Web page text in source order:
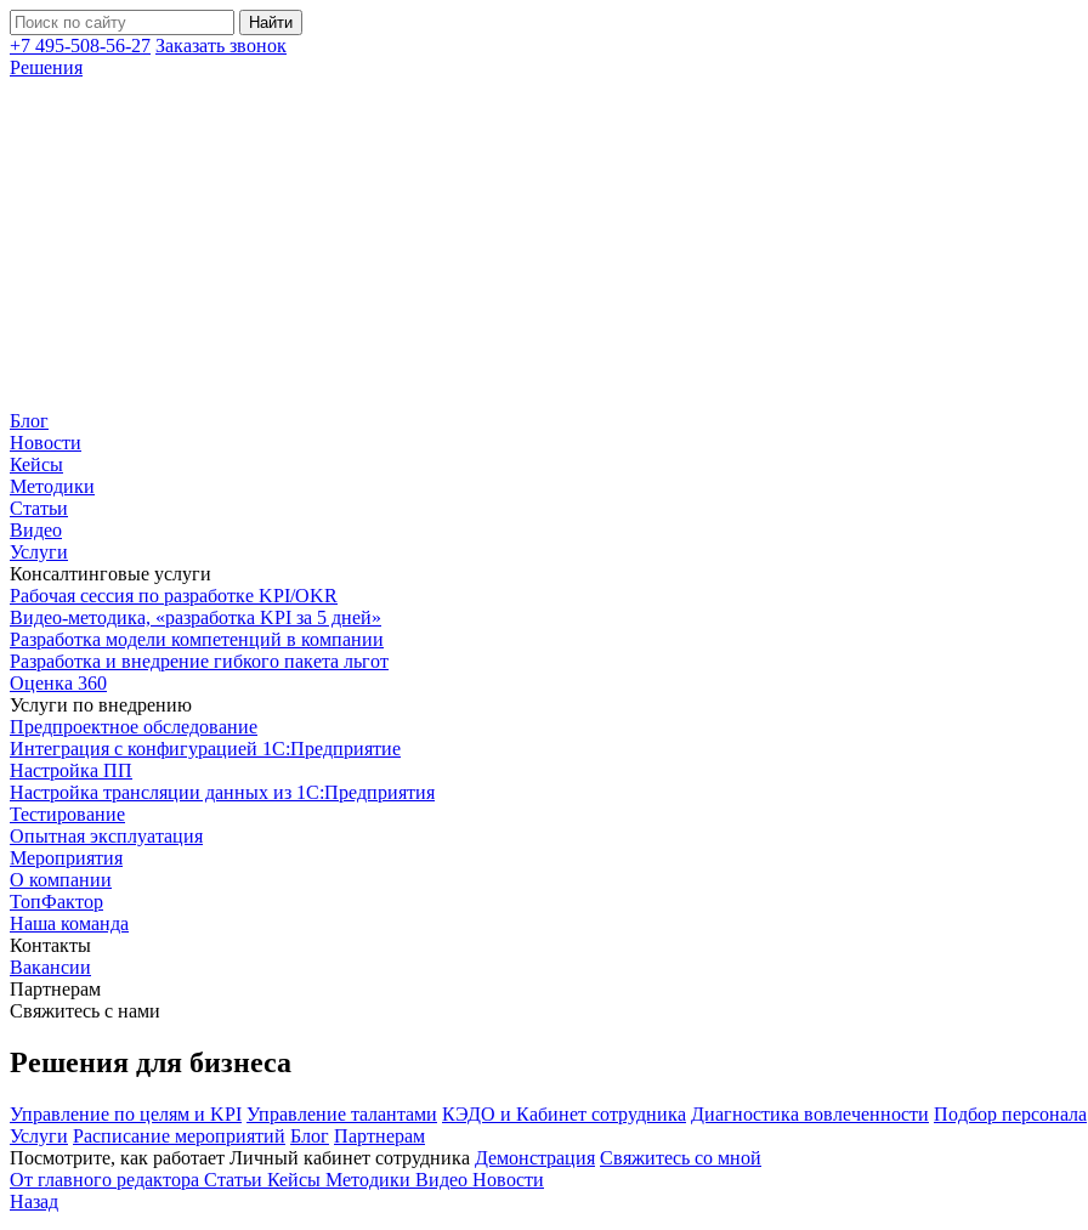
+7 495-508-56-27 Заказать звонок
Решения
Блог
Новости
Кейсы
Методики
Статьи
Видео
Услуги
Консалтинговые услуги
Рабочая сессия по разработке KPI/OKR
Видео-методика, «разработка KPI за 5 дней»
Разработка модели компетенций в компании
Разработка и внедрение гибкого пакета льгот
Оценка 360
Услуги по внедрению
Предпроектное обследование
Интеграция с конфигурацией 1С:Предприятие
Настройка ПП
Настройка трансляции данных из 1С:Предприятия
Тестирование
Опытная эксплуатация
Мероприятия
О компании
ТопФактор
Наша команда
Контакты
Вакансии
Партнерам
Свяжитесь с нами
Решения для бизнеса
Управление по целям и KPI Управление талантами КЭДО и Кабинет сотрудника Диагностика вовлеченности Подбор персонала
Услуги Расписание мероприятий Блог Партнерам
Посмотрите, как работает Личный кабинет сотрудника Демонстрация Свяжитесь со мной
От главного редактора Статьи Кейсы Методики Видео Новости
Назад